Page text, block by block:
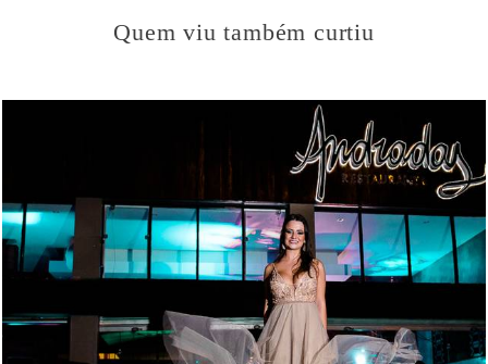
Quem viu também curtiu
2938 64